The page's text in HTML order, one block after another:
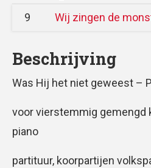
9 Wij zingen de
Beschrijving
Was Hij het niet geweest –
voor vierstemmig gemengd
piano
partituur, koorpartijen